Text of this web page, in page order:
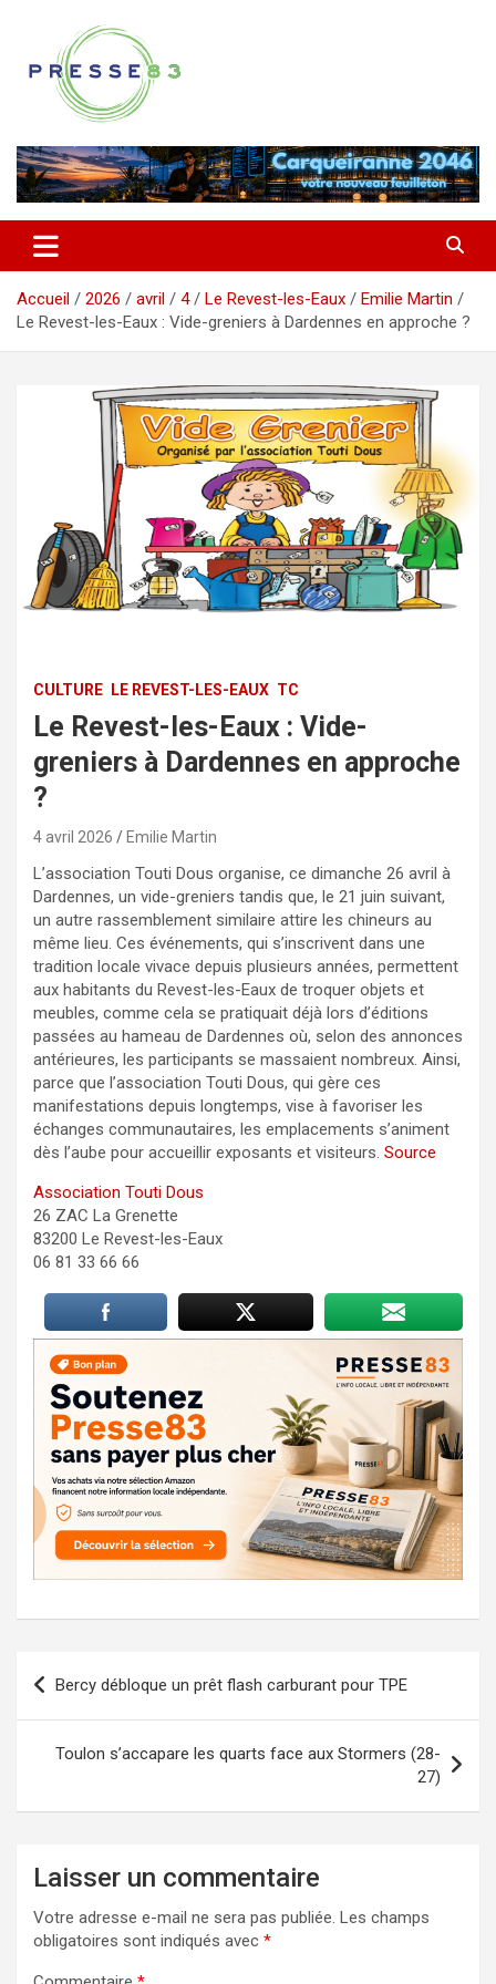
contenu
Presse 83
Accueil 2026 avril 4 Le Revest-les-Eaux
Emilie Martin
Le Revest-les-Eaux : Vide-greniers à Dardennes en approche ?
CULTURE LE REVEST-LES-EAUX TC
Le Revest-les-Eaux : Vide-
greniers à Dardennes en approche
?
4 avril 2026 Emilie Martin
L’association Touti Dous organise, ce dimanche 26 avril à
Dardennes, un vide-greniers tandis que, le 21 juin suivant,
un autre rassemblement similaire attire les chineurs au
même lieu. Ces événements, qui s’inscrivent dans une
tradition locale vivace depuis plusieurs années, permettent
aux habitants du Revest-les-Eaux de troquer objets et
meubles, comme cela se pratiquait déjà lors d’éditions
passées au hameau de Dardennes où, selon des annonces
antérieures, les participants se massaient nombreux. Ainsi,
parce que l’association Touti Dous, qui gère ces
manifestations depuis longtemps, vise à favoriser les
échanges communautaires, les emplacements s’animent
dès l’aube pour accueillir exposants et visiteurs. Source
Association Touti Dous
26 ZAC La Grenette
83200 Le Revest-les-Eaux
06 81 33 66 66
Navigation
de
l’article
Bercy débloque un prêt flash carburant pour TPE
Toulon s’accapare les quarts face aux Stormers (28-
27)
Laisser un commentaire
Votre adresse e-mail ne sera pas publiée. Les champs
obligatoires sont indiqués avec *